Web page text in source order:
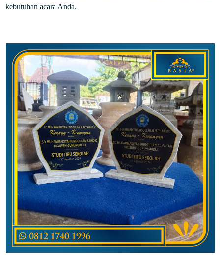
kebutuhan acara Anda.